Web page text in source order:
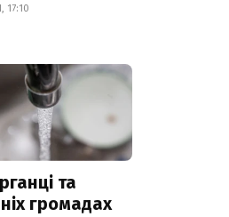
17:10
та
громадах